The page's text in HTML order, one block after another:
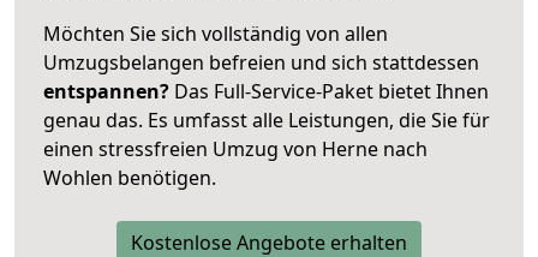
Möchten Sie sich vollständig von allen
Umzugsbelangen befreien und sich stattdessen
entspannen? Das Full-Service-Paket bietet Ihnen
genau das. Es umfasst alle Leistungen, die Sie für
einen stressfreien Umzug von Herne nach
Wohlen benötigen.
Kostenlose Angebote erhalten